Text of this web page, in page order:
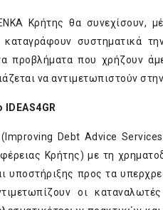
Κρήτης θα συνεχίσουν,
καταγράφουν συστηματικά
προβλήματα που χρήζουν
να αντιμετωπιστούν
IDEAS4GR
(Improving Debt Advice
Κρήτης) με τη
υποστήριξης προς τα
οι